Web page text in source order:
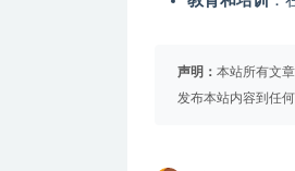
声明： 本站所有文
发布本站内容到任